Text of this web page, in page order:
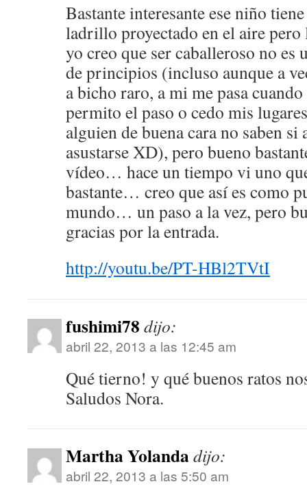
Bastante interesante ese niño
ladrillo proyectado en el aire
yo creo que ser caballeroso no es
de principios (incluso aunque a
a bicho raro, a mi me pasa
permito el paso o cedo mis
alguien de buena cara no saben si
asustarse XD), pero bueno
vídeo… hace un tiempo vi uno
bastante… creo que así es como
mundo… un paso a la vez, pero
gracias por la entrada.
http://youtu.be/PT-HBl2TVtI
fushimi78 dijo:
abril 22, 2013 a las 12:45 am
Qué tierno! y qué buenos ratos
Saludos Nora.
Martha Yolandadijo:
abril 22, 2013 a las 5:50 am